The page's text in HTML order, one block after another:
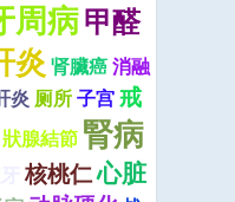
周病甲醛
炎 肾臟癌消融
炎 厕所子宫戒
腺結節 腎病
核桃仁心脏